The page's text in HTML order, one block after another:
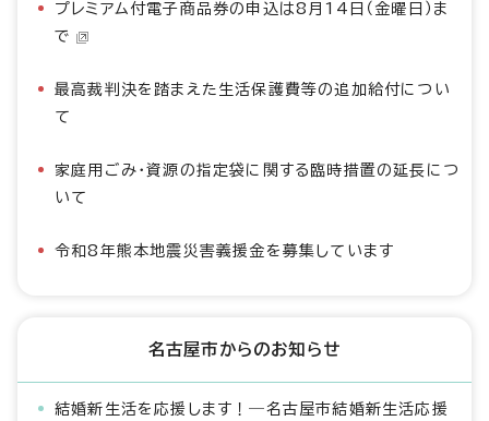
プレミアム付電子商品券の申込は8月14日（金曜日）ま
で
最高裁判決を踏まえた生活保護費等の追加給付につい
て
家庭用ごみ・資源の指定袋に関する臨時措置の延長につ
いて
令和8年熊本地震災害義援金を募集しています
名古屋市からのお知らせ
結婚新生活を応援します！―名古屋市結婚新生活応援